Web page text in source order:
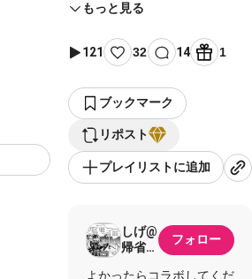
もっと見る
121 32 14 1
ブックマーク
リポスト
プレイリストに追加
しげ@
帰省の
フォロー
よかったらコラボしてくだ